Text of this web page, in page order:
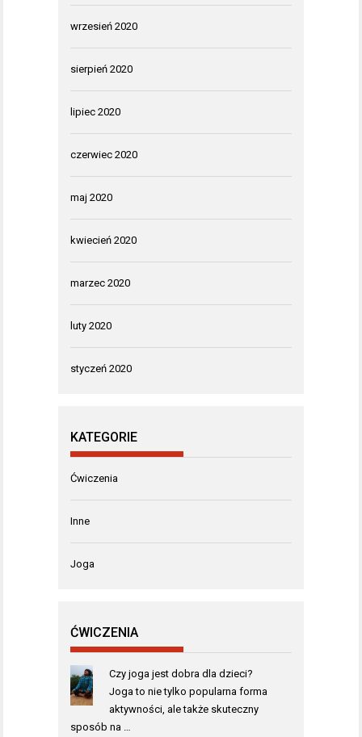
wrzesień 2020
sierpień 2020
lipiec 2020
czerwiec 2020
maj 2020
kwiecień 2020
marzec 2020
luty 2020
styczeń 2020
KATEGORIE
Ćwiczenia
Inne
Joga
ĆWICZENIA
Czy joga jest dobra dla dzieci?
Joga to nie tylko popularna forma
aktywności, ale także skuteczny
sposób na …